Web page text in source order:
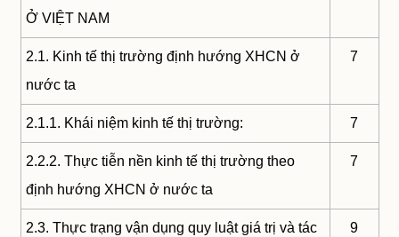
Ở VIỆT NAM
2.1. Kinh tế thị trường định hướng XHCN ở
nước ta
7
2.1.1. Khái niệm kinh tế thị trường: 7
2.2.2. Thực tiễn nền kinh tế thị trường theo
định hướng XHCN ở nước ta
7
2.3. Thực trạng vận dụng quy luật giá trị và tác
9